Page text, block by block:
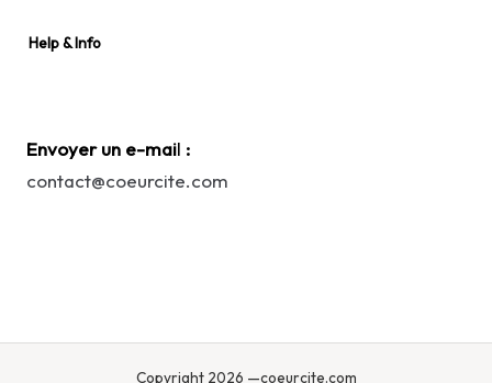
Help & Info
Envoyer un e-mail :
contact@coeurcite.com
Copyright 2026 —coeurcite.com